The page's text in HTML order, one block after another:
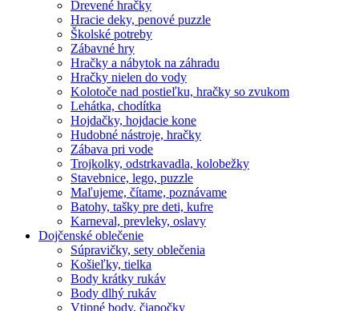
Drevené hračky
Hracie deky, penové puzzle
Školské potreby
Zábavné hry
Hračky a nábytok na záhradu
Hračky nielen do vody
Kolotoče nad postieľku, hračky so zvukom
Lehátka, chodítka
Hojdačky, hojdacie kone
Hudobné nástroje, hračky
Zábava pri vode
Trojkolky, odstrkavadla, kolobežky
Stavebnice, lego, puzzle
Maľujeme, čítame, poznávame
Batohy, tašky pre deti, kufre
Karneval, prevleky, oslavy
Dojčenské oblečenie
Súpravičky, sety oblečenia
Košieľky, tielka
Body krátky rukáv
Body dlhý rukáv
Vtipné body, čiapočky